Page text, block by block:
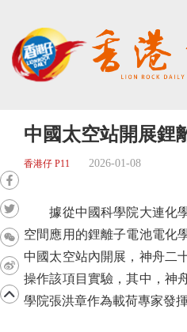
中國太空站開展鋰
香港仔 P11 2026-01-08
據從中國科學院大連化學
空間應用的鋰離子電池電化
中國太空站內開展，神舟二
操作該項目實驗，其中，神
學院張洪章作為載荷專家發